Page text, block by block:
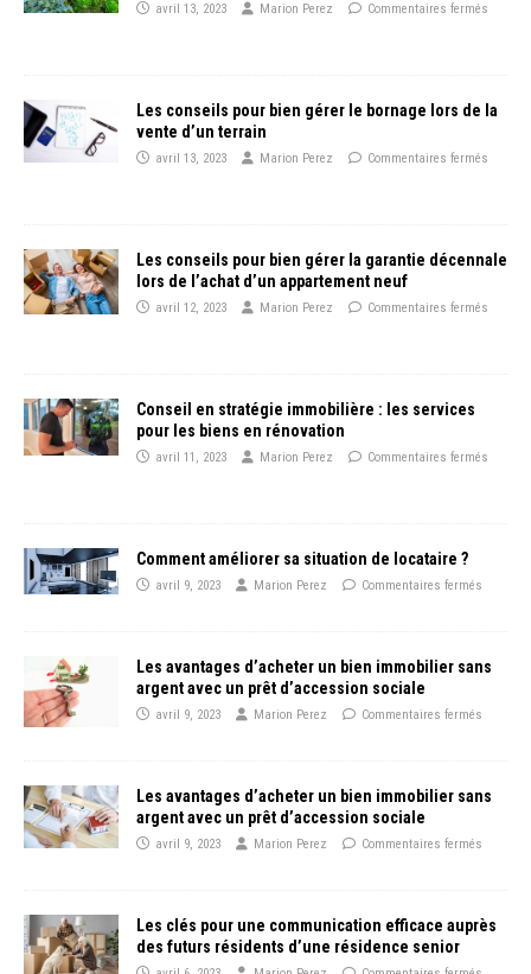
avril 13, 2023 Marion Perez Commentaires fermés
Les conseils pour bien gérer le bornage lors de la
vente d’un terrain
avril 13, 2023 Marion Perez Commentaires fermés
Les conseils pour bien gérer la garantie décennale
lors de l’achat d’un appartement neuf
avril 12, 2023 Marion Perez Commentaires fermés
Conseil en stratégie immobilière : les services
pour les biens en rénovation
avril 11, 2023 Marion Perez Commentaires fermés
Comment améliorer sa situation de locataire ?
avril 9, 2023 Marion Perez Commentaires fermés
Les avantages d’acheter un bien immobilier sans
argent avec un prêt d’accession sociale
avril 9, 2023 Marion Perez Commentaires fermés
Les avantages d’acheter un bien immobilier sans
argent avec un prêt d’accession sociale
avril 9, 2023 Marion Perez Commentaires fermés
Les clés pour une communication efficace auprès
des futurs résidents d’une résidence senior